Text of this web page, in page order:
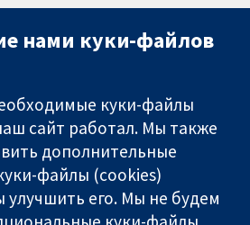
13 Cavendish
Связаться с
нами куки-файлов
куки-файлы
сайт работал. Мы также
дополнительные
файлы (cookies)
улучшить его. Мы не будем